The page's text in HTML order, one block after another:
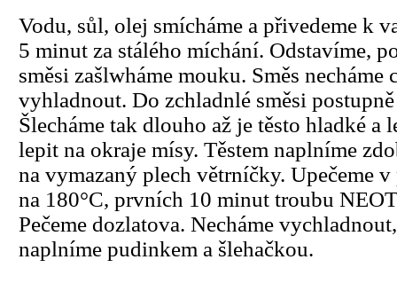
Vodu, sůl, olej smícháme a přivedeme k
5 minut za stálého míchání. Odstavíme,
směsi zašlwháme mouku. Směs necháme
vyhladnout. Do zchladnlé směsi
Šlecháme tak dlouho až je těsto hladké a
lepit na okraje mísy. Těstem naplníme
na vymazaný plech větrníčky. Upečeme v
na 180°C, prvních 10 minut troubu
Pečeme dozlatova. Necháme
naplníme pudinkem a šlehačkou.